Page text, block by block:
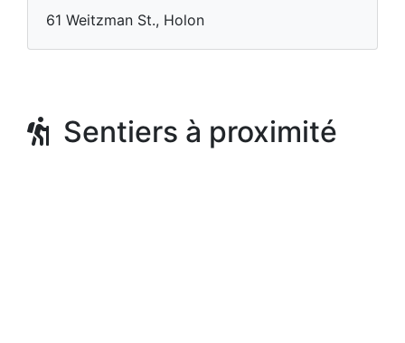
61 Weitzman St., Holon
Sentiers à proximité